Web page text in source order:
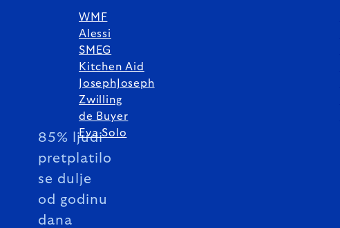
85% ljudi
pretplatilo
se dulje
od godinu
dana
WMF
Alessi
SMEG
Kitchen Aid
JosephJoseph
Zwilling
de Buyer
Eva Solo